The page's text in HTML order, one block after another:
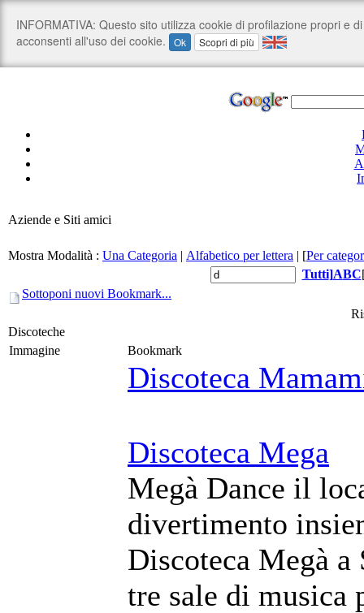
Aziende e Siti amici
Mostra Modalità : Una Categoria | Alfabetico per lettera | [Per
Tutti]ABC
Sottoponi nuovi Bookmark...
Discoteche
Immagine
Bookmark
Discoteca
Discoteca Mega
Megà Dance il
divertimento
Discoteca Megà
tre sale di